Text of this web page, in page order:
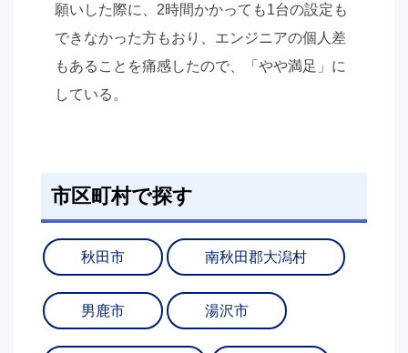
願いした際に、2時間かかっても1台の設定も
できなかった方もおり、エンジニアの個人差
もあることを痛感したので、「やや満足」に
している。
市区町村で探す
秋田市 南秋田郡大潟村
男鹿市 湯沢市